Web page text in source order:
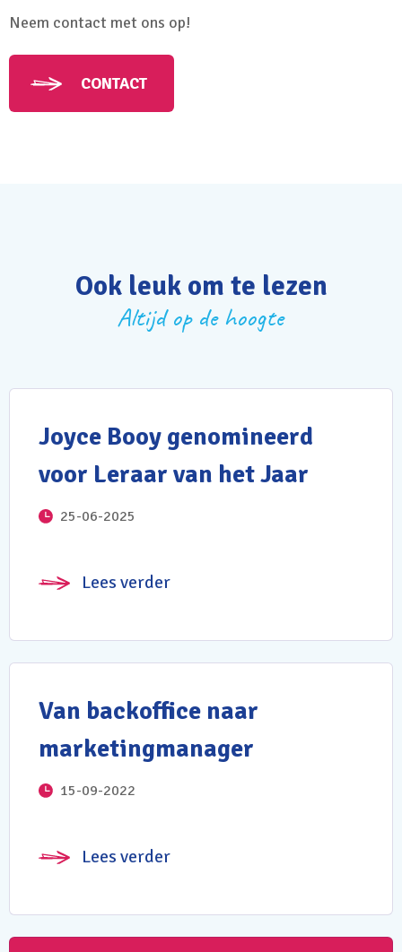
Neem contact met ons op!
CONTACT
Ook leuk om te lezen
Altijd op de hoogte
Joyce Booy genomineerd
voor Leraar van het Jaar
25-06-2025
Lees verder
Van backoffice naar
marketingmanager
15-09-2022
Lees verder